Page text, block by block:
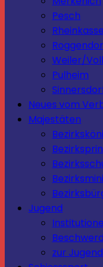
Pesch
Weiler/
Pulheim
Neues vom
Majestäten
Jugend
zur